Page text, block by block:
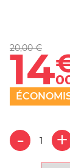
20,00 €
14